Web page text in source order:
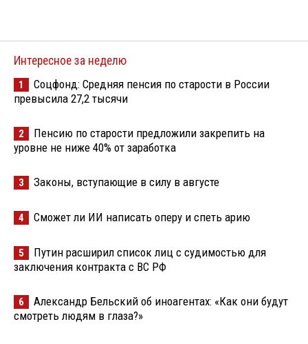
Интересное за неделю
1
Соцфонд: Средняя пенсия по старости в России
превысила 27,2 тысячи
2
Пенсию по старости предложили закрепить на
уровне не ниже 40% от заработка
3 Законы, вступающие в силу в августе
4 Сможет ли ИИ написать оперу и спеть арию
5
Путин расширил список лиц с судимостью для
заключения контракта с ВС РФ
6
Александр Бельский об иноагентах: «Как они будут
смотреть людям в глаза?»